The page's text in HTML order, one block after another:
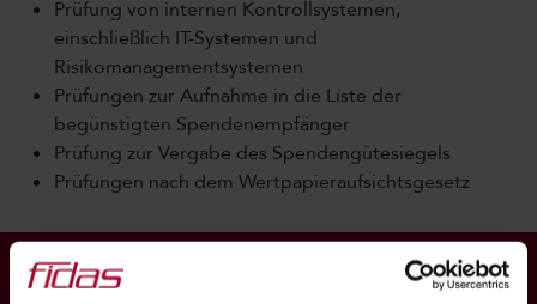
Prüfung von internen Kontrollsystemen,
einschließlich IT-Systemen und
Risikomanagementsystemen
Prüfungen zur Aufnahme in die Liste der
begünstigten Spendenempfänger
Prüfung zur Vergabe des Spendengütesiegels
Prüfungen nach dem Wertpapieraufsichtsgesetz
Darum prüfe, wer sich ewig bindet.